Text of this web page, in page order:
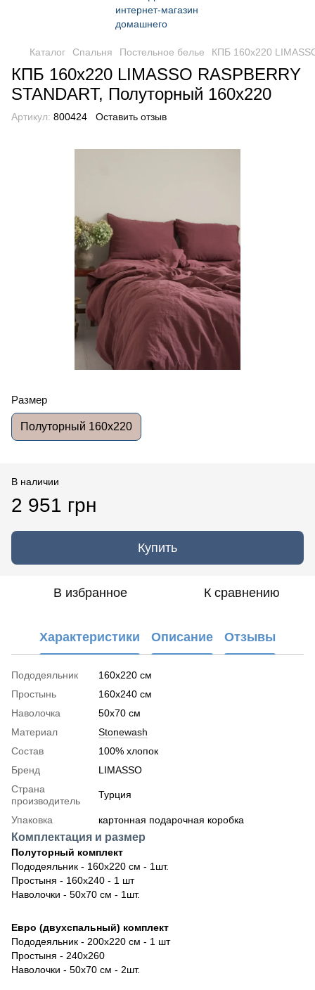
Каталог Спальня Постельное белье КПБ 160x220
КПБ 160x220 LIMASSO RASPBERRY
STANDART, Полуторный 160x220
Артикул: 800424 Оставить отзыв
Размер
Полуторный 160x220
В наличии
2 951 грн
Купить
В избранное К сравнению
Характеристики Описание Отзывы
Пододеяльник
160x220 см
Простынь
160x240 см
Наволочка
50x70 см
Материал
Stonewash
Состав
100% хлопок
Бренд
LIMASSO
Страна
производитель
Турция
Упаковка картонная подарочная коробка
Комплектация и размер
Полуторный комплект
Пододеяльник - 160х220 см - 1шт.
Простыня - 160х240 - 1 шт
Наволочки - 50х70 см - 1шт.
Евро (двухспальный) комплект
Пододеяльник - 200х220 см - 1 шт
Простыня - 240х260
Наволочки - 50х70 см - 2шт.